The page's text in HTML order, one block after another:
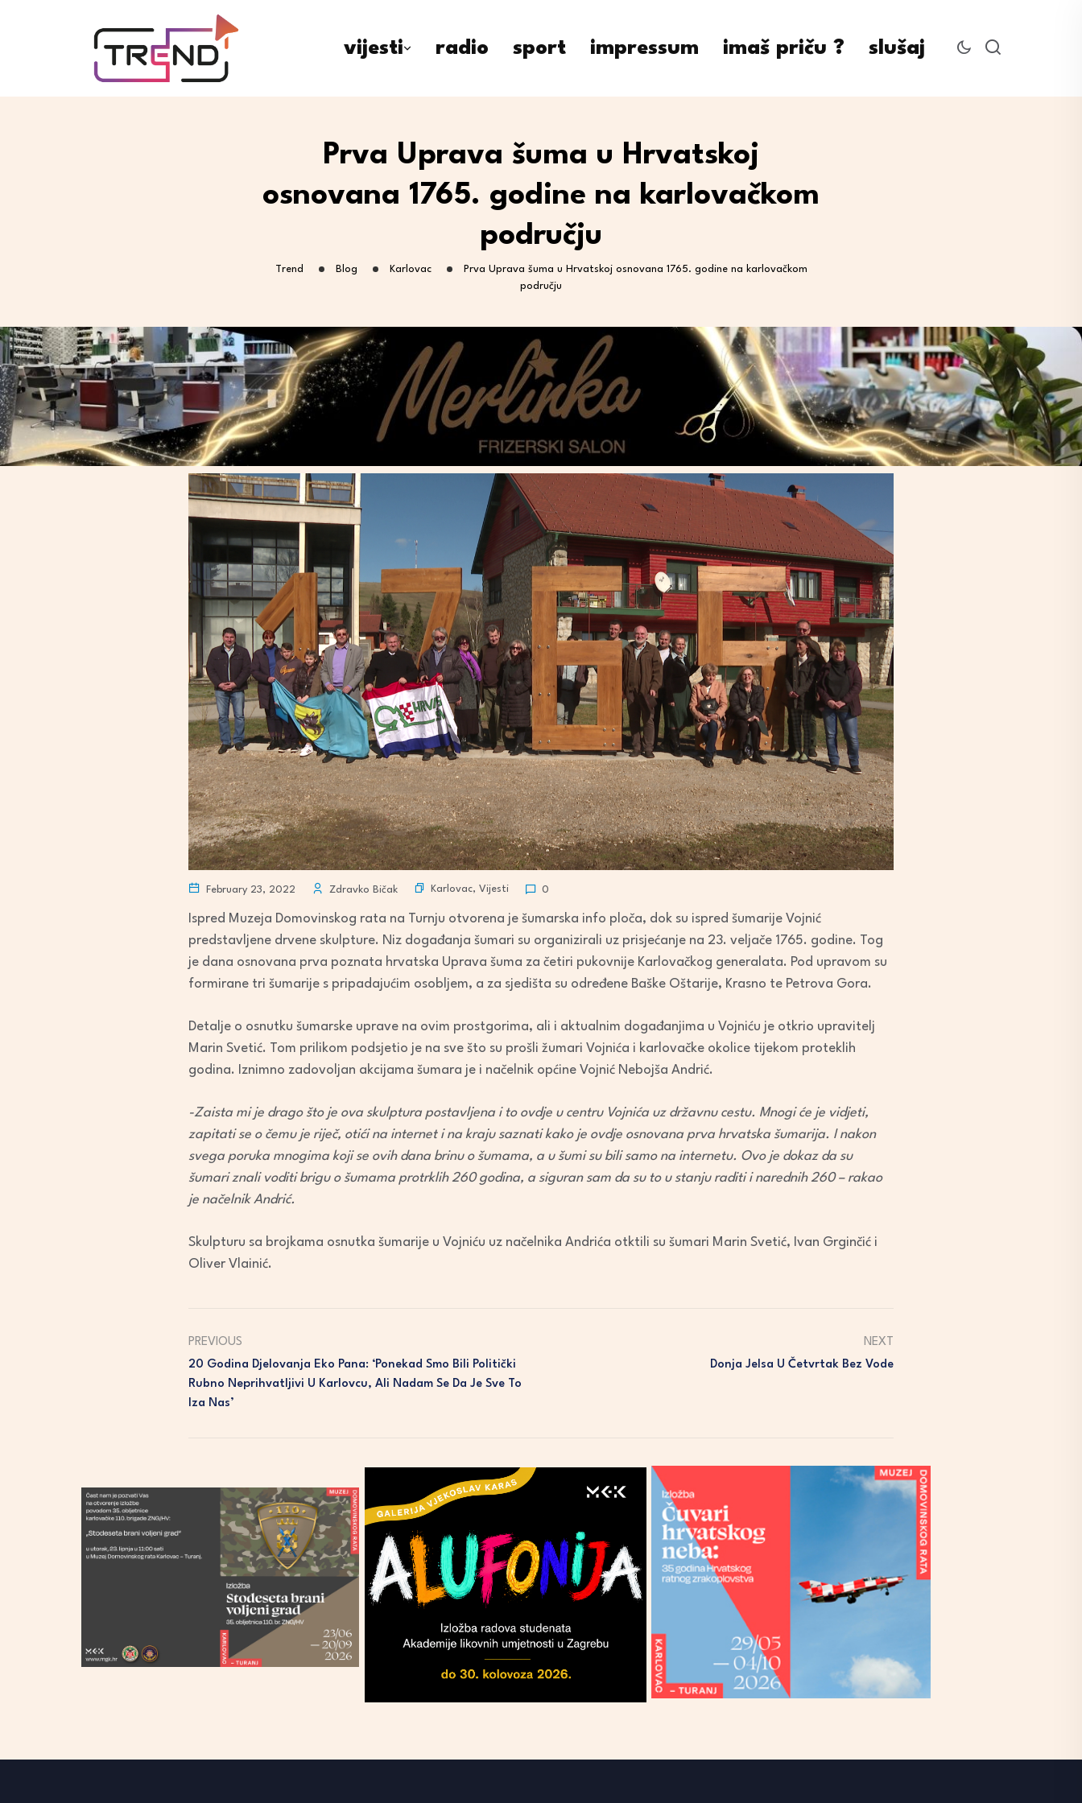
vijesti radio sport impressum imaš priču ? slušaj
Prva Uprava šuma u Hrvatskoj
osnovana 1765. godine na karlovačkom
području
Trend Blog Karlovac
Prva Uprava šuma u Hrvatskoj osnovana 1765. godine na karlovačkom
području
February 23, 2022 Zdravko Bičak Karlovac, Vijesti 0
Ispred Muzeja Domovinskog rata na Turnju otvorena je šumarska info ploča, dok su ispred šumarije Vojnić
predstavljene drvene skulpture. Niz događanja šumari su organizirali uz prisjećanje na 23. veljače 1765. godine. Tog
je dana osnovana prva poznata hrvatska Uprava šuma za četiri pukovnije Karlovačkog generalata. Pod upravom su
formirane tri šumarije s pripadajućim osobljem, a za sjedišta su određene Baške Oštarije, Krasno te Petrova Gora.
Detalje o osnutku šumarske uprave na ovim prostgorima, ali i aktualnim događanjima u Vojniću je otkrio upravitelj
Marin Svetić. Tom prilikom podsjetio je na sve što su prošli žumari Vojnića i karlovačke okolice tijekom proteklih
godina. Iznimno zadovoljan akcijama šumara je i načelnik općine Vojnić Nebojša Andrić.
-Zaista mi je drago što je ova skulptura postavljena i to ovdje u centru Vojnića uz državnu cestu. Mnogi će je vidjeti,
zapitati se o čemu je riječ, otići na internet i na kraju saznati kako je ovdje osnovana prva hrvatska šumarija. I nakon
svega poruka mnogima koji se ovih dana brinu o šumama, a u šumi su bili samo na internetu. Ovo je dokaz da su
šumari znali voditi brigu o šumama protrklih 260 godina, a siguran sam da su to u stanju raditi i narednih 260 – rakao
je načelnik Andrić.
Skulpturu sa brojkama osnutka šumarije u Vojniću uz načelnika Andrića otktili su šumari Marin Svetić, Ivan Grginčić i
Oliver Vlainić.
PREVIOUS
20 Godina Djelovanja Eko Pana: ‘Ponekad Smo Bili Politički
Rubno Neprihvatljivi U Karlovcu, Ali Nadam Se Da Je Sve To
Iza Nas’
NEXT
Donja Jelsa U Četvrtak Bez Vode